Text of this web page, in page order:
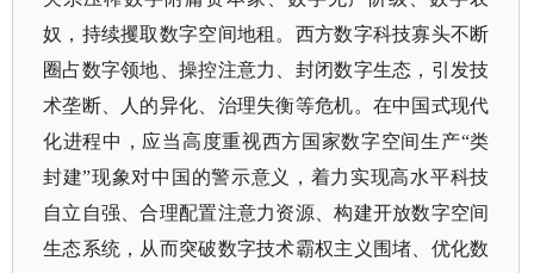
奴，持续攫取数字空间地租。西方数字科技寡头不断
圈占数字领地、操控注意力、封闭数字生态，引发技
术垄断、人的异化、治理失衡等危机。在中国式现代
化进程中，应当高度重视西方国家数字空间生产“类
封建”现象对中国的警示意义，着力实现高水平科技
自立自强、合理配置注意力资源、构建开放数字空间
生态系统，从而突破数字技术霸权主义围堵、优化数